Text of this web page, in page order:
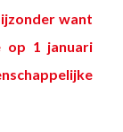
want
op 1 januari